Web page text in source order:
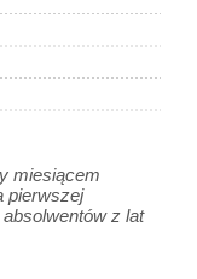
miesiącem
pierwszej
z lat